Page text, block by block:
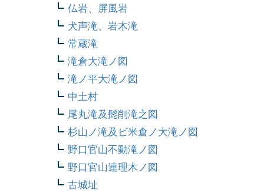
仏岩、屏風岩
犬声滝、岩木滝
常蔵滝
滝倉大滝ノ図
滝ノ平大滝ノ図
中土村
尾丸滝及髭削滝之図
杉山ノ滝及ビ米倉ノ大滝ノ図
野口官山不動滝ノ図
野口官山連理木ノ図
古城址